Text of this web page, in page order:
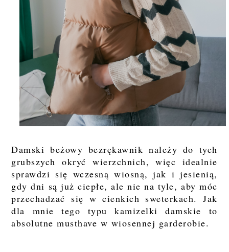
Damski beżowy bezrękawnik należy do tych
grubszych okryć wierzchnich, więc idealnie
sprawdzi się wczesną wiosną, jak i jesienią,
gdy dni są już ciepłe, ale nie na tyle, aby móc
przechadzać się w cienkich sweterkach. Jak
dla mnie tego typu kamizelki damskie to
absolutne musthave w wiosennej garderobie.